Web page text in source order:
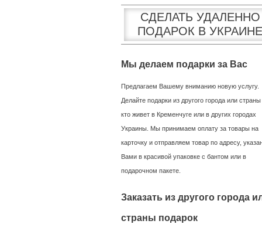
СДЕЛАТЬ УДАЛЕННО
ПОДАРОК В УКРАИНЕ
Мы делаем подарки за Вас
Предлагаем Вашему вниманию новую услугу.
Делайте подарки из другого города или
кто живет в Кременчуге или в других городах
Украины. Мы принимаем оплату за товары на
карточку и отправляем товар по адресу,
Вами в красивой упаковке с бантом или в
подарочном пакете.
Заказать из другого города
страны подарок